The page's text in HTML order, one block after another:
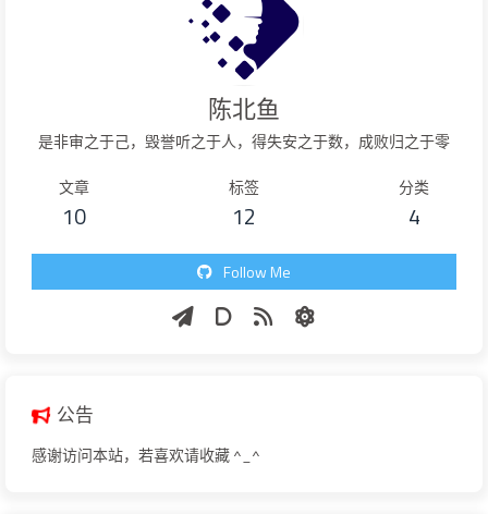
陈北鱼
是非审之于己，毁誉听之于人，得失安之于数，成败归之于零
文章
10
标签
12
分类
4
Follow Me
公告
感谢访问本站，若喜欢请收藏 ^_^